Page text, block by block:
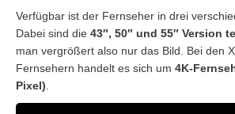
Verfügbar ist der Fernseher in drei
Dabei sind die 43″, 50″ und 55″ Version
man vergrößert also nur das Bild. Bei den
Fernsehern handelt es sich um 4K-
Pixel)